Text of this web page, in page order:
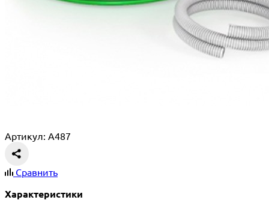
Артикул: A487
Сравнить
Характеристики